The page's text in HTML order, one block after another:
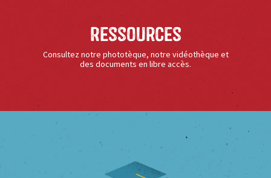
Ressources
Consultez notre phototèque, notre vidéothèque et
des documents en libre accès.